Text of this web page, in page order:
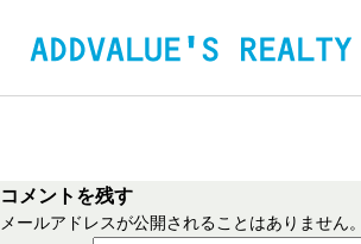
コメントを残す
メールアドレスが公開されることはありません。